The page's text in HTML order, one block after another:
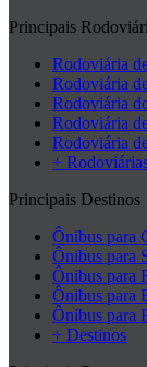
Principais
Rodoviária
Rodoviária
Rodoviária
Rodoviária
Rodoviária
+
Principais Destinos
Ônibus para
Ônibus para
Ônibus para
Ônibus para
Ônibus para
+ Destinos